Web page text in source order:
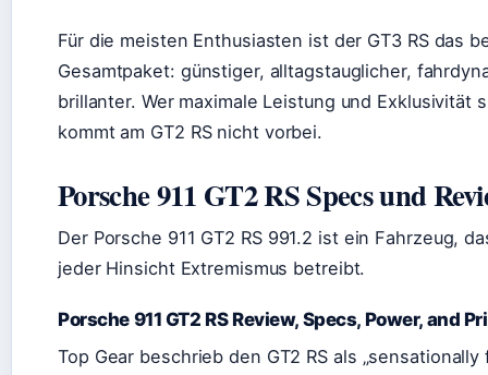
Für die meisten Enthusiasten ist der GT3 RS das
Gesamtpaket: günstiger, alltagstauglicher,
brillanter. Wer maximale Leistung und Exklusivität
kommt am GT2 RS nicht vorbei.
Porsche 911 GT2 RS Specs und
Der Porsche 911 GT2 RS 991.2 ist ein Fahrzeug,
jeder Hinsicht Extremismus betreibt.
Porsche 911 GT2 RS Review, Specs, Power, and
Top Gear beschrieb den GT2 RS als „sensationally